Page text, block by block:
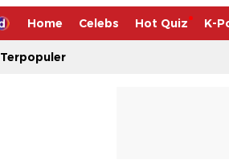
Home Celebs Hot Quiz K-
Terpopuler